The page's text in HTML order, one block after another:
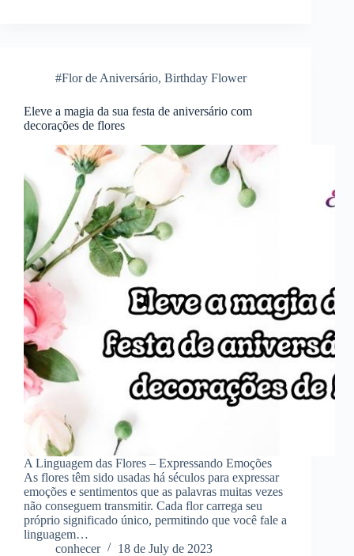
#Flor de Aniversário, Birthday Flower
Eleve a magia da sua festa de aniversário com
decorações de flores
A Linguagem das Flores – Expressando Emoções
As flores têm sido usadas há séculos para expressar
emoções e sentimentos que as palavras muitas vezes
não conseguem transmitir. Cada flor carrega seu
próprio significado único, permitindo que você fale a
linguagem…
conhecer
18 de July de 2023